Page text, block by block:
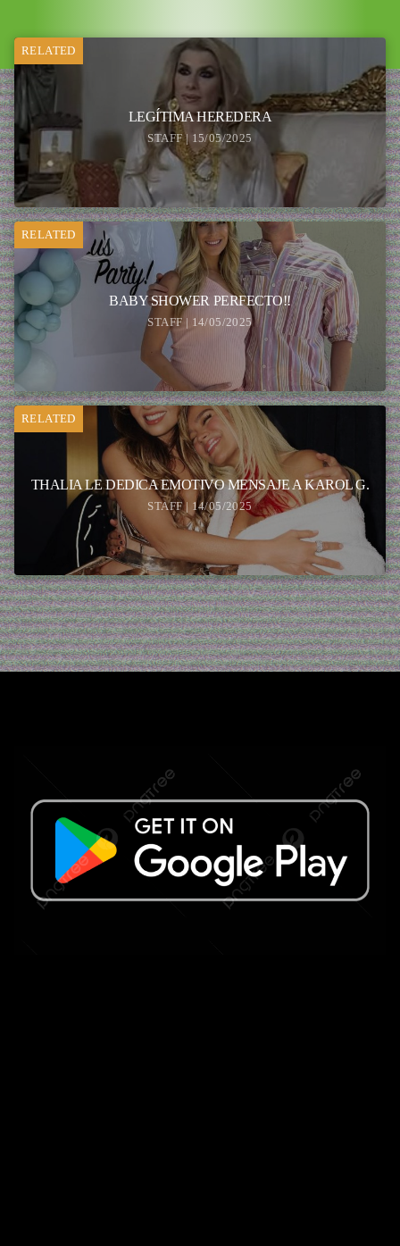
RELATED
LEGÍTIMA HEREDERA
STAFF | 15/05/2025
RELATED
BABY SHOWER PERFECTO!!
STAFF | 14/05/2025
RELATED
THALIA LE DEDICA EMOTIVO MENSAJE A KAROL G.
STAFF | 14/05/2025